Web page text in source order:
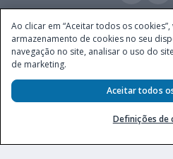
Este site é operado pela Ventmear Brasil
endereço na Avenida Brigadeiro Faria
Município de São Paulo, Estado de São
Secretaria de Prêmios e Apostas do
247, de 07.02.2025,
Ao clicar em “Aceitar todos os
armazenamento de cookies no seu
navegação no site, analisar o uso do
de marketing.
Definições de
Aceitar todos